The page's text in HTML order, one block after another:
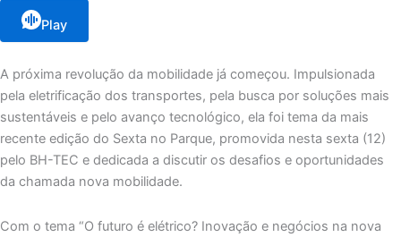
Play
A próxima revolução da mobilidade já começou. Impulsionada
pela eletrificação dos transportes, pela busca por soluções mais
sustentáveis e pelo avanço tecnológico, ela foi tema da mais
recente edição do Sexta no Parque, promovida nesta sexta (12)
pelo BH-TEC e dedicada a discutir os desafios e oportunidades
da chamada nova mobilidade.
Com o tema “O futuro é elétrico? Inovação e negócios na nova